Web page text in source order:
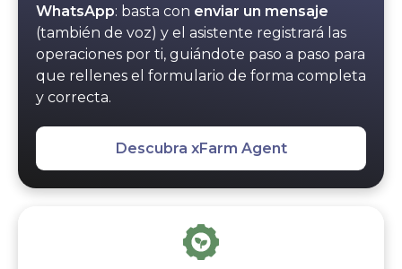
WhatsApp: basta con enviar un mensaje
(también de voz) y el asistente registrará las
operaciones por ti, guiándote paso a paso para
que rellenes el formulario de forma completa
y correcta.
Descubra xFarm Agent